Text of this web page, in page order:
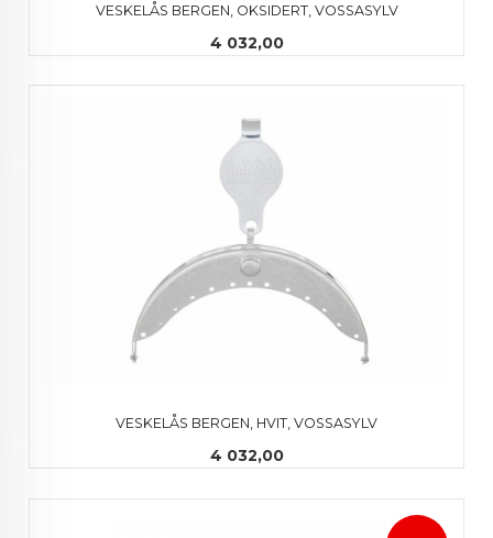
VESKELÅS BERGEN, OKSIDERT, VOSSASYLV
Pris
4 032,00
VESKELÅS BERGEN, HVIT, VOSSASYLV
Pris
4 032,00